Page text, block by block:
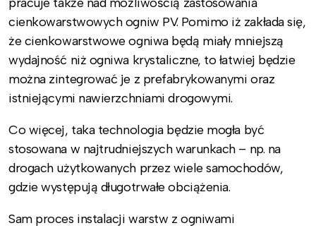
cienkowarstwowych ogniw PV. Pomimo iż zakłada się,
że cienkowarstwowe ogniwa będą miały mniejszą
wydajność niż ogniwa krystaliczne, to łatwiej będzie
można zintegrować je z prefabrykowanymi oraz
istniejącymi nawierzchniami drogowymi.
Co więcej, taka technologia będzie mogła być
stosowana w najtrudniejszych warunkach – np. na
drogach użytkowanych przez wiele samochodów,
gdzie występują długotrwałe obciążenia.
Sam proces instalacji warstw z ogniwami